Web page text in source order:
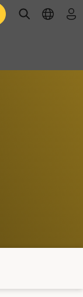
openopen